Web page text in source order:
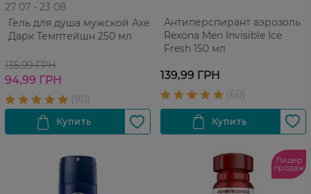
27 07 - 23 08
Гель для душа мужской Аxe
Дарк Темптейшн 250 мл
135,99 ГРН
94,99 ГРН
Антиперспирант аэрозоль
Rexona Men Invisible Ice
Fresh 150 мл
139,99 ГРН
Лидер
продаж